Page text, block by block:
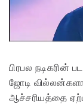
பிரபல நடிகரின்
ஜோடி
ஆச்சரியத்தை